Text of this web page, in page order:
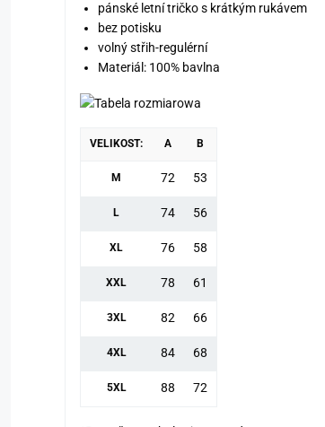
pánské letní tričko s krátkým rukávem
bez potisku
volný střih-regulérní
Materiál: 100% bavlna
VELIKOST: A B
M 72 53
L 74 56
XL 76 58
XXL 78 61
3XL 82 66
4XL 84 68
5XL 88 72